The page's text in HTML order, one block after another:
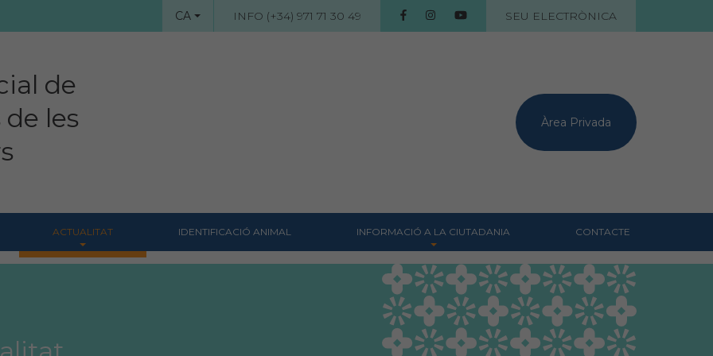
CA INFO (+34) 971 71 30 49 SEU ELECTRÒNICA
de
les
Àrea Privada
ACTUALITAT
Hemeroteca
IDENTIFICACIÓ ANIMAL INFORMACIÓ A LA CIUTADANIA
Centres veterinaris
Col·legiats
Consells per a les teves
mascotes
CONTACTE